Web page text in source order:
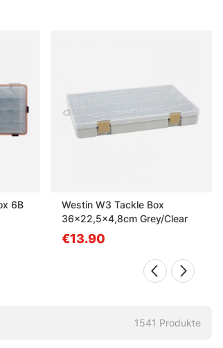
6B
Westin W3 Tackle Box
36x22,5x4,8cm Grey/Clear
€13.90
1541 Produkte